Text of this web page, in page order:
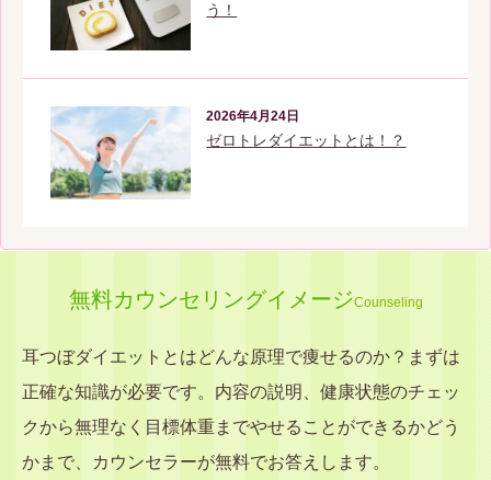
う！
2026年4月24日
ゼロトレダイエットとは！？
無料カウンセリングイメージCounseling
耳つぼダイエットとはどんな原理で痩せるのか？まずは
正確な知識が必要です。内容の説明、健康状態のチェッ
クから無理なく目標体重までやせることができるかどう
かまで、カウンセラーが無料でお答えします。